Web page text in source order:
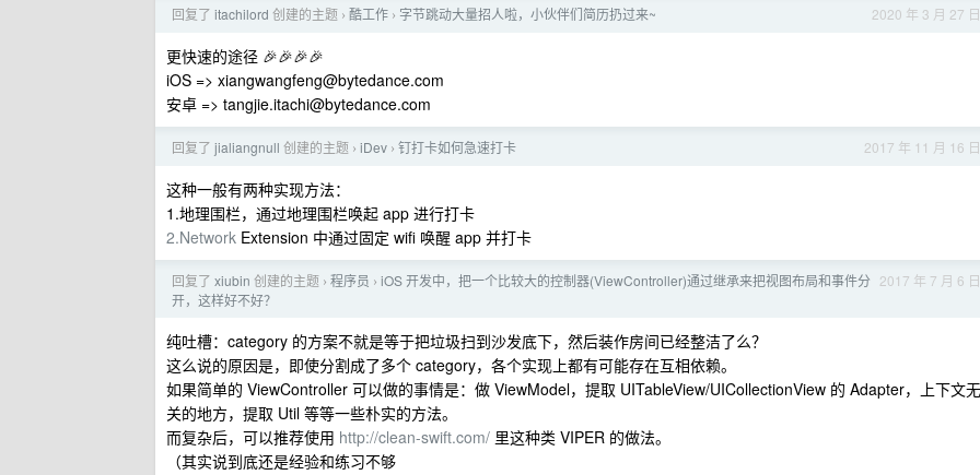
2020 年 3 月 27 日
回复了 itachilord 创建的主题 › 酷工作 › 字节跳动大量招人啦，小伙伴们简历扔过来~
更快速的途径 🎉🎉🎉🎉
iOS => xiangwangfeng@bytedance.com
安卓 => tangjie.itachi@bytedance.com
2017 年 11 月 16 日
回复了 jialiangnull 创建的主题 › iDev › 钉打卡如何急速打卡
这种一般有两种实现方法：
1.地理围栏，通过地理围栏唤起 app 进行打卡
2.Network Extension 中通过固定 wifi 唤醒 app 并打卡
2017 年 7 月 6 日
回复了 xiubin 创建的主题 › 程序员 › iOS 开发中，把一个比较大的控制器(ViewController)通过继承来把视图布局和事件分
开，这样好不好？
纯吐槽：category 的方案不就是等于把垃圾扫到沙发底下，然后装作房间已经整洁了么？
这么说的原因是，即使分割成了多个 category，各个实现上都有可能存在互相依赖。
如果简单的 ViewController 可以做的事情是：做 ViewModel，提取 UITableView/UICollectionView 的 Adapter，上下文无
关的地方，提取 Util 等等一些朴实的方法。
而复杂后，可以推荐使用 http://clean-swift.com/ 里这种类 VIPER 的做法。
（其实说到底还是经验和练习不够